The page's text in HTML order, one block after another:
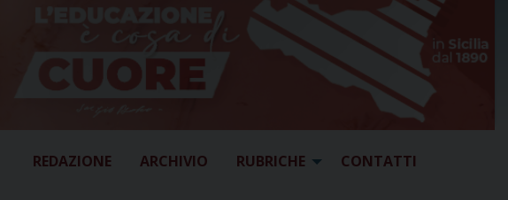
REDAZIONE ARCHIVIO RUBRICHE CONTATTI